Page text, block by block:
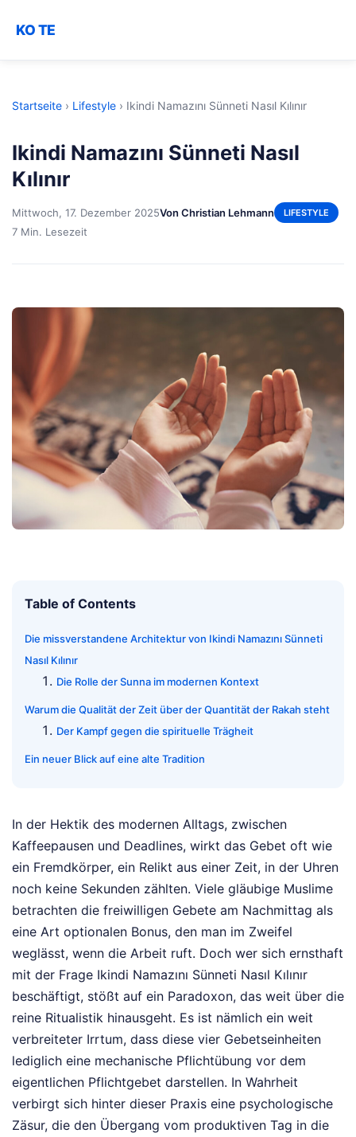
KO TE
Startseite › Lifestyle › Ikindi Namazını Sünneti Nasıl Kılınır
Ikindi Namazını Sünneti Nasıl
Kılınır
Mittwoch, 17. Dezember 2025Von Christian Lehmann LIFESTYLE
7 Min. Lesezeit
Table of Contents
Die missverstandene Architektur von Ikindi Namazını Sünneti
Nasıl Kılınır
Die Rolle der Sunna im modernen Kontext
Warum die Qualität der Zeit über der Quantität der Rakah steht
Der Kampf gegen die spirituelle Trägheit
Ein neuer Blick auf eine alte Tradition
In der Hektik des modernen Alltags, zwischen
Kaffeepausen und Deadlines, wirkt das Gebet oft wie
ein Fremdkörper, ein Relikt aus einer Zeit, in der Uhren
noch keine Sekunden zählten. Viele gläubige Muslime
betrachten die freiwilligen Gebete am Nachmittag als
eine Art optionalen Bonus, den man im Zweifel
weglässt, wenn die Arbeit ruft. Doch wer sich ernsthaft
mit der Frage Ikindi Namazını Sünneti Nasıl Kılınır
beschäftigt, stößt auf ein Paradoxon, das weit über die
reine Ritualistik hinausgeht. Es ist nämlich ein weit
verbreiteter Irrtum, dass diese vier Gebetseinheiten
lediglich eine mechanische Pflichtübung vor dem
eigentlichen Pflichtgebet darstellen. In Wahrheit
verbirgt sich hinter dieser Praxis eine psychologische
Zäsur, die den Übergang vom produktiven Tag in die